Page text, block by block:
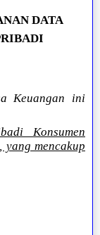
DATA
Keuangan ini
Konsumen
mencakup